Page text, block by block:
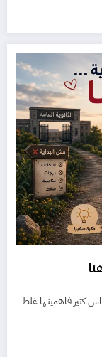
كتير فاهمينها غلط